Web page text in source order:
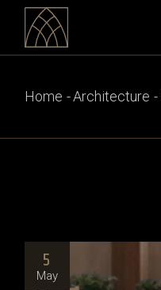
Home Architecture
5
May